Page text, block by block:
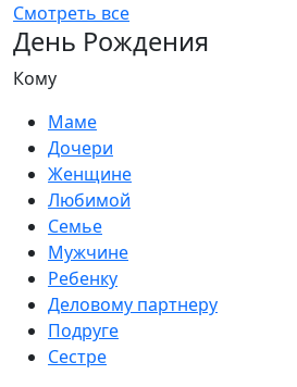
Смотреть все
День Рождения
Кому
Маме
Дочери
Женщине
Любимой
Семье
Мужчине
Ребенку
Деловому партнеру
Подруге
Сестре